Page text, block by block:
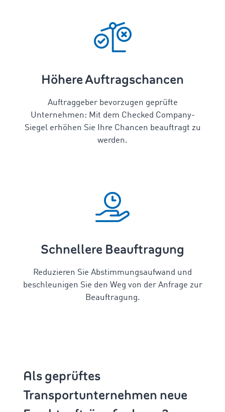
Höhere Auftragschancen
Auftraggeber bevorzugen geprüfte
Unternehmen: Mit dem Checked Company-
Siegel erhöhen Sie Ihre Chancen beauftragt zu
werden.
Schnellere Beauftragung
Reduzieren Sie Abstimmungsaufwand und
beschleunigen Sie den Weg von der Anfrage zur
Beauftragung.
Als geprüftes
Transportunternehmen neue